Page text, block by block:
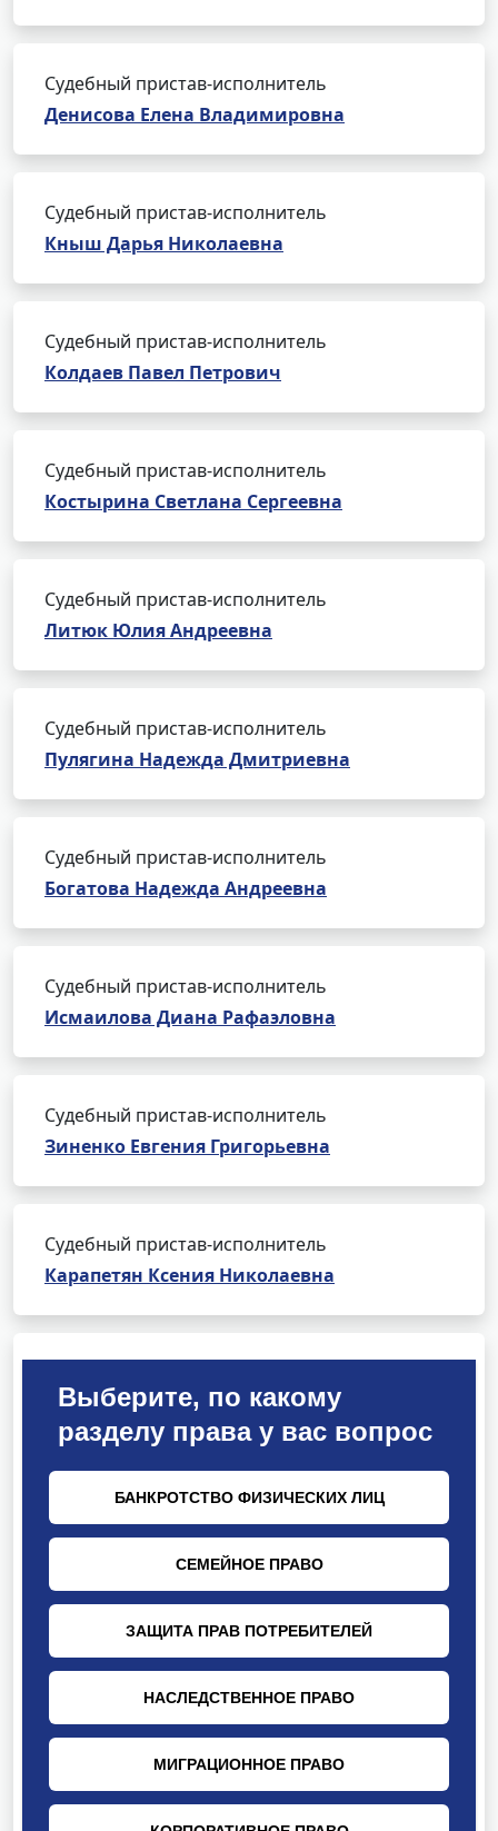
Судебный пристав-исполнитель
Денисова Елена Владимировна
Судебный пристав-исполнитель
Кныш Дарья Николаевна
Судебный пристав-исполнитель
Колдаев Павел Петрович
Судебный пристав-исполнитель
Костырина Светлана Сергеевна
Судебный пристав-исполнитель
Литюк Юлия Андреевна
Судебный пристав-исполнитель
Пулягина Надежда Дмитриевна
Судебный пристав-исполнитель
Богатова Надежда Андреевна
Судебный пристав-исполнитель
Исмаилова Диана Рафаэловна
Судебный пристав-исполнитель
Зиненко Евгения Григорьевна
Судебный пристав-исполнитель
Карапетян Ксения Николаевна